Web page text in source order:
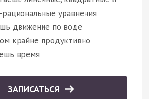
уравнения
движение по воде
крайне продуктивно
время
ЗАПИСАТЬСЯ